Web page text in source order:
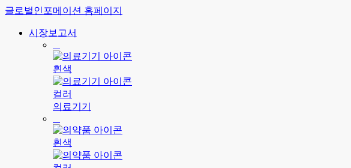
글로벌인포메이션 홈페이지
시장보고서
의료기기